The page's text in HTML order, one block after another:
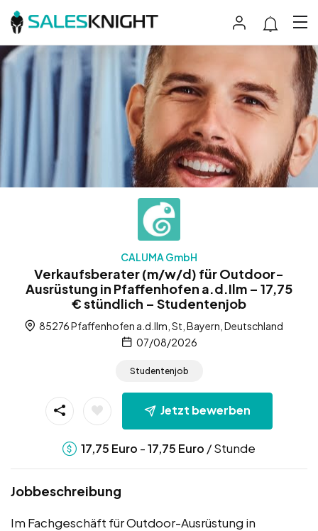
CALUMA GmbH
Verkaufsberater (m/w/d) für Outdoor-
Ausrüstung in Pfaffenhofen a.d.Ilm – 17,75
€ stündlich – Studentenjob
85276 Pfaffenhofen a.d.Ilm, St, Bayern, Deutschland
07/08/2026
Studentenjob
Jetzt bewerben
17,75 Euro -17,75 Euro / Stunde
Jobbeschreibung
Im Fachgeschäft für Outdoor-Ausrüstung in